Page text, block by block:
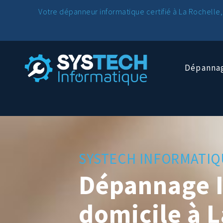
Votre dépanneur informatique certifié à La
SYSTECH
domicile à